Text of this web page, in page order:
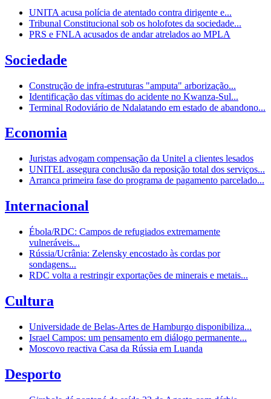
UNITA acusa polícia de atentado contra dirigente e...
Tribunal Constitucional sob os holofotes da sociedade...
PRS e FNLA acusados de andar atrelados ao MPLA
Sociedade
Construção de infra-estruturas "amputa" arborização...
Identificação das vítimas do acidente no Kwanza-Sul...
Terminal Rodoviário de Ndalatando em estado de abandono...
Economia
Juristas advogam compensação da Unitel a clientes lesados
UNITEL assegura conclusão da reposição total dos serviços...
Arranca primeira fase do programa de pagamento parcelado...
Internacional
Ébola/RDC: Campos de refugiados extremamente
vulneráveis...
Rússia/Ucrânia: Zelensky encostado às cordas por
sondagens...
RDC volta a restringir exportações de minerais e metais...
Cultura
Universidade de Belas-Artes de Hamburgo disponibiliza...
Israel Campos: um pensamento em diálogo permanente...
Moscovo reactiva Casa da Rússia em Luanda
Desporto